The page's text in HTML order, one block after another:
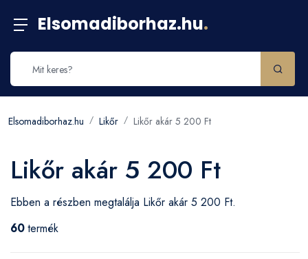
Elsomadiborhaz.hu.
Elsomadiborhaz.hu Likőr Likőr akár 5 200 Ft
Likőr akár 5 200 Ft
Ebben a részben megtalálja Likőr akár 5 200 Ft.
60termék